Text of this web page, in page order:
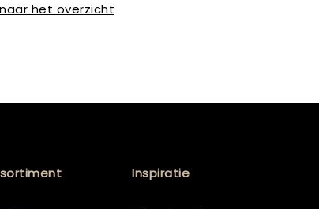
het overzicht
Inspiratie